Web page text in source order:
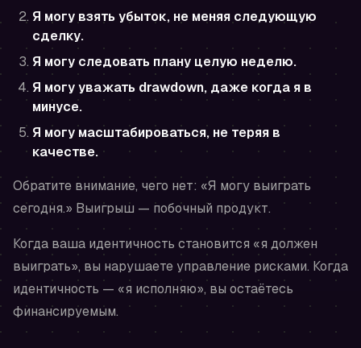
Я могу взять убыток, не меняя следующую
сделку.
Я могу следовать плану целую неделю.
Я могу уважать drawdown, даже когда я в
минусе.
Я могу масштабироваться, не теряя в
качестве.
Обратите внимание, чего нет: «Я могу выиграть
сегодня.» Выигрыш — побочный продукт.
Когда ваша идентичность становится «я должен
выиграть», вы нарушаете управление рисками. Когда
идентичность — «я исполняю», вы остаётесь
финансируемым.